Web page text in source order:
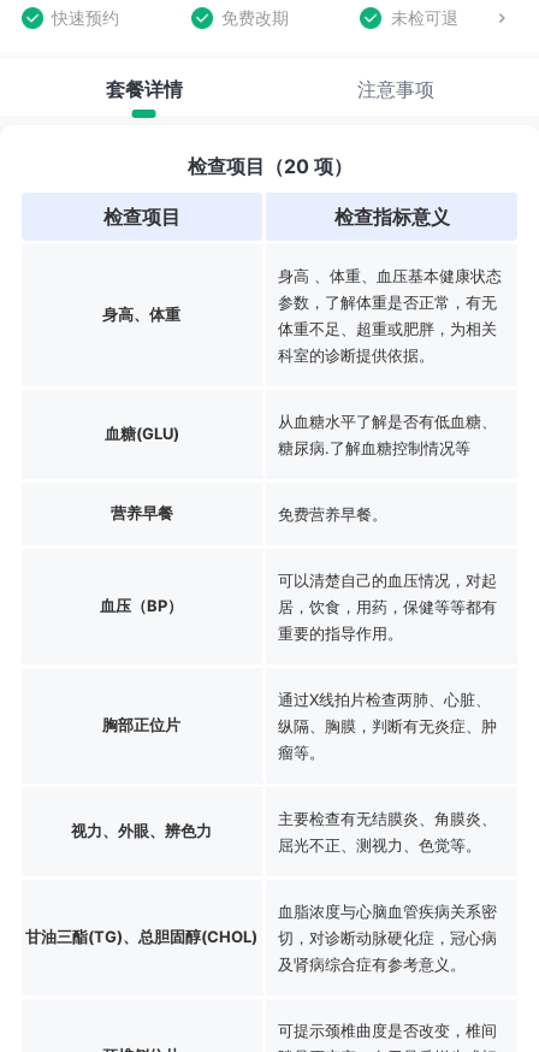
快速预约 免费改期 未检可退
套餐详情 注意事项
检查项目（20 项）
检查项目 检查指标意义
身高、体重
身高 、体重、血压基本健康状态
参数，了解体重是否正常，有无
体重不足、超重或肥胖，为相关
科室的诊断提供依据。
血糖(GLU)
从血糖水平了解是否有低血糖、
糖尿病.了解血糖控制情况等
营养早餐 免费营养早餐。
血压（BP）
可以清楚自己的血压情况，对起
居，饮食，用药，保健等等都有
重要的指导作用。
胸部正位片
通过X线拍片检查两肺、心脏、
纵隔、胸膜，判断有无炎症、肿
瘤等。
视力、外眼、辨色力
主要检查有无结膜炎、角膜炎、
屈光不正、测视力、色觉等。
甘油三酯(TG)、总胆固醇(CHOL)
血脂浓度与心脑血管疾病关系密
切，对诊断动脉硬化症，冠心病
及肾病综合症有参考意义。
可提示颈椎曲度是否改变，椎间